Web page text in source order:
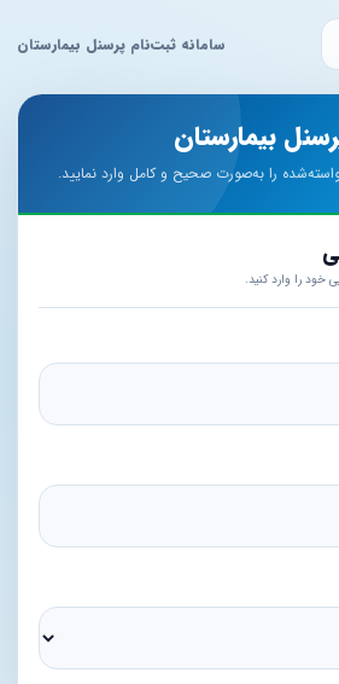
سامانه ثبت‌نام پرسنل بیمارستان
بیمارستان
را به‌صورت صحیح و کامل وارد نمایید.
خود را وارد کنید.